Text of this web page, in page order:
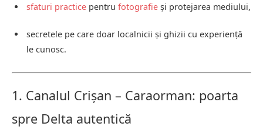
sfaturi practice pentru fotografie și protejarea mediului,
secretele pe care doar localnicii și ghizii cu experiență
le cunosc.
1. Canalul Crișan – Caraorman: poarta
spre Delta autentică